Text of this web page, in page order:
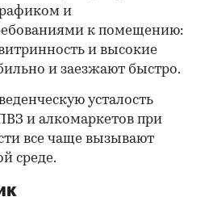
и
к помещению:
и высокие
и заезжают быстро.
усталость
и алкомаркетов при
все чаще вызывают
среде.